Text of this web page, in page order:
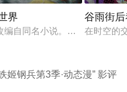
然成了关键所在！东方桃子
界
编自同名小说。他为修道而生
谷雨街
在时空的
姬钢兵第3季·动态漫” 影评